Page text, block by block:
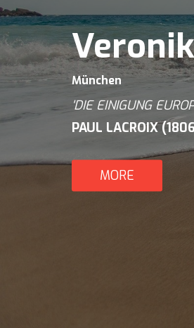
München
'DIE EINIGUNG
PAUL LACROIX
MORE